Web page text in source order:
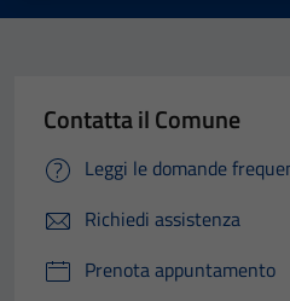
Contatta il Comune
Leggi le domande
Richiedi assistenza
Prenota appuntamento